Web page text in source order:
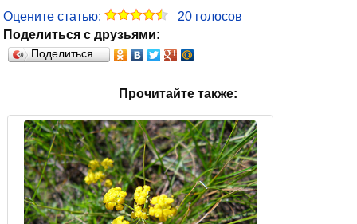
Оцените статью: 20 голосов
Поделиться с друзьями:
Поделиться…
Прочитайте также: